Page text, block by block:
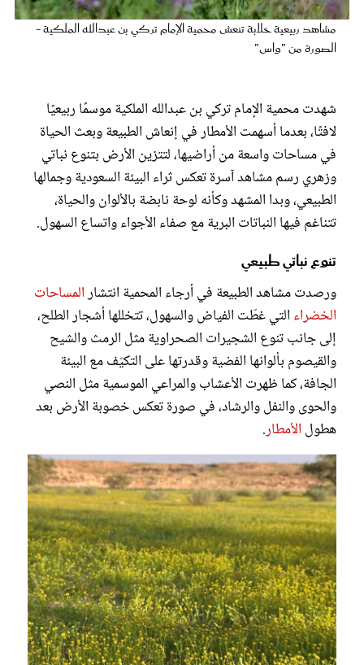
مشاهد ربيعية خلابة تنعش محمية الإمام تركي بن عبدالله الملكية -
الصورة من "واس"
شهدت محمية الإمام تركي بن عبدالله الملكية موسمًا ربيعيًا
لافتًا، بعدما أسهمت الأمطار في إنعاش الطبيعة وبعث الحياة
في مساحات واسعة من أراضيها، لتتزين الأرض بتنوع نباتي
وزهري رسم مشاهد آسرة تعكس ثراء البيئة السعودية وجمالها
الطبيعي، وبدا المشهد وكأنه لوحة نابضة بالألوان والحياة،
تتناغم فيها النباتات البرية مع صفاء الأجواء واتساع السهول.
تنوع نباتي طبيعي
ورصدت مشاهد الطبيعة في أرجاء المحمية انتشارالمساحات
الخضراء التي غطّت الفياض والسهول، تتخللها أشجار الطلح،
إلى جانب تنوع الشجيرات الصحراوية مثل الرمث والشيح
والقيصوم بألوانها الفضية وقدرتها على التكيّف مع البيئة
الجافة، كما ظهرت الأعشاب والمراعي الموسمية مثل النصي
والحوى والنفل والرشاد، في صورة تعكس خصوبة الأرض بعد
هطول الأمطار.
عروس سيدتي
غلاف رفمي